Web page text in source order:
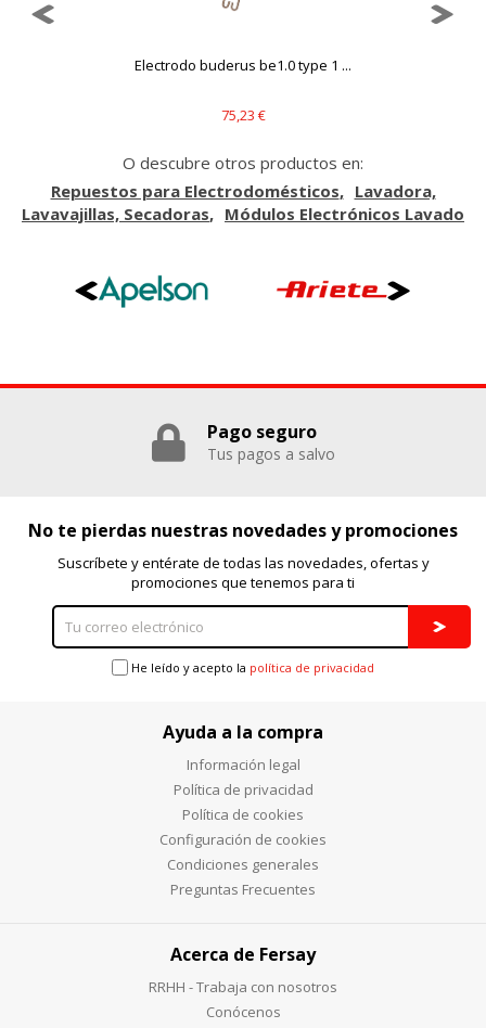
Electrodo buderus be1.0 type 1 ...
75,23 €
O descubre otros productos en:
Repuestos para Electrodomésticos
Lavadora,
Lavavajillas, Secadoras
Módulos Electrónicos Lavado
Pago seguro
Tus pagos a salvo
No te pierdas nuestras novedades y promociones
Suscríbete y entérate de todas las novedades, ofertas y
promociones que tenemos para ti
He leído y acepto la política de privacidad
Ayuda a la compra
Información legal
Política de privacidad
Política de cookies
Configuración de cookies
Condiciones generales
Preguntas Frecuentes
Acerca de Fersay
RRHH - Trabaja con nosotros
Conócenos